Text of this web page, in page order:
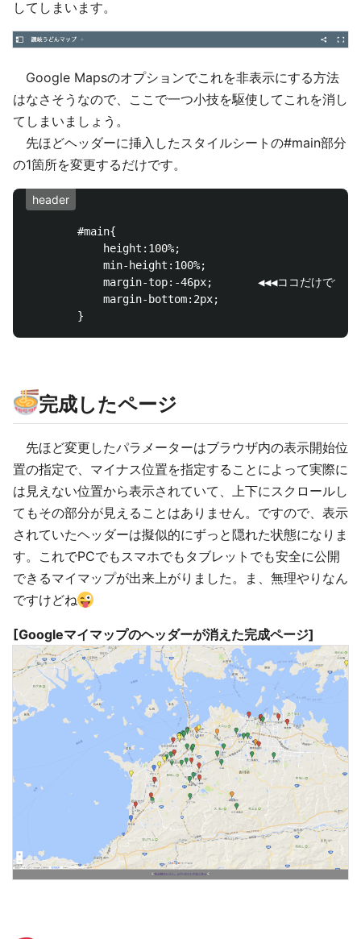
してしまいます。
Google Mapsのオプションでこれを非表示にする方法
はなさそうなので、ここで一つ小技を駆使してこれを消し
てしまいましょう。
先ほどヘッダーに挿入したスタイルシートの#main部分
の1箇所を変更するだけです。
header
完成したページ
先ほど変更したパラメーターはブラウザ内の表示開始位
置の指定で、マイナス位置を指定することによって実際に
は見えない位置から表示されていて、上下にスクロールし
てもその部分が見えることはありません。ですので、表示
されていたヘッダーは擬似的にずっと隠れた状態になりま
す。これでPCでもスマホでもタブレットでも安全に公開
できるマイマップが出来上がりました。ま、無理やりなん
ですけどね
[Googleマイマップのヘッダーが消えた完成ページ]